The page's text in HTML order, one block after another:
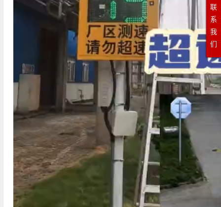
联
系
我
们